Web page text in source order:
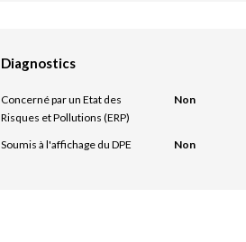
Diagnostics
Concerné par un Etat des
Risques et Pollutions (ERP)
Non
Soumis à l'affichage du DPE Non